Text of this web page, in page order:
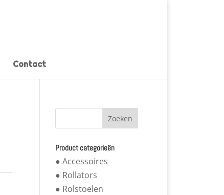
Contact
Product categorieën
● Accessoires
● Rollators
● Rolstoelen